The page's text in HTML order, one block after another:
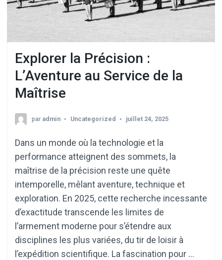
Explorer la Précision :
L’Aventure au Service de la
Maîtrise
par admin Uncategorized juillet 24, 2025
Dans un monde où la technologie et la
performance atteignent des sommets, la
maîtrise de la précision reste une quête
intemporelle, mêlant aventure, technique et
exploration. En 2025, cette recherche incessante
d’exactitude transcende les limites de
l’armement moderne pour s’étendre aux
disciplines les plus variées, du tir de loisir à
l’expédition scientifique. La fascination pour …